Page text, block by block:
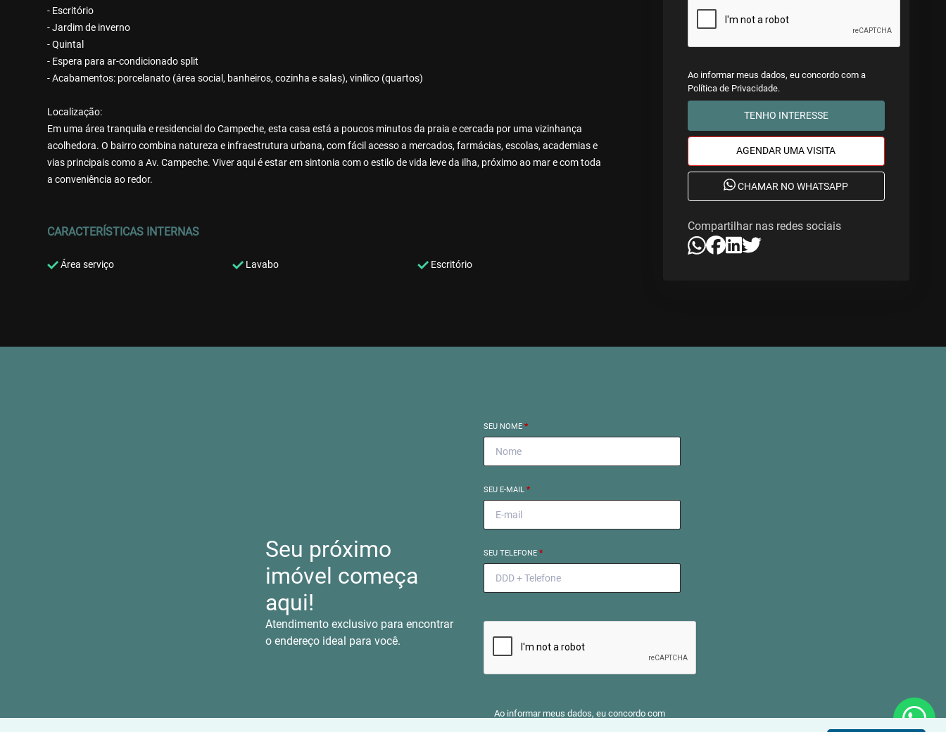
- Escritório
- Jardim de inverno
- Quintal
- Espera para ar-condicionado split
- Acabamentos: porcelanato (área social, banheiros, cozinha e salas), vinílico (quartos)
Localização:
Em uma área tranquila e residencial do Campeche, esta casa está a poucos minutos da praia e cercada por uma vizinhança
acolhedora. O bairro combina natureza e infraestrutura urbana, com fácil acesso a mercados, farmácias, escolas, academias e
vias principais como a Av. Campeche. Viver aqui é estar em sintonia com o estilo de vida leve da ilha, próximo ao mar e com toda
a conveniência ao redor.
CARACTERÍSTICAS INTERNAS
Área serviço Lavabo Escritório
Ao informar meus dados, eu concordo com a
Política de Privacidade.
TENHO INTERESSE
AGENDAR UMA VISITA
CHAMAR NO WHATSAPP
Compartilhar nas redes sociais
Seu próximo
imóvel começa
aqui!
Atendimento exclusivo para encontrar
o endereço ideal para você.
SEU NOME *
SEU E-MAIL *
SEU TELEFONE *
Ao informar meus dados, eu concordo com